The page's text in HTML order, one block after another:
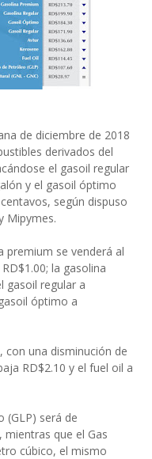
de diciembre de 2018
derivados del
el gasoil regular
y el gasoil óptimo
según dispuso
Mipymes.
premium se venderá al
la gasolina
gasoil regular a
óptimo a
con una disminución de
RD$2.10 y el fuel oil a
(GLP) será de
mientras que el Gas
cúbico, el mismo